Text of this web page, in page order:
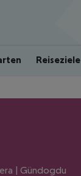
Reiseziele
| Gündogdu